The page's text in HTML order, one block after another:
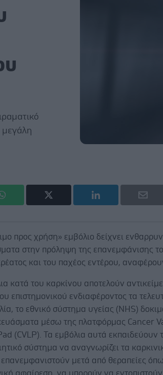
μεγάλη
προς χρήση» εμβόλιο δείχνει
στην πρόληψη της επανεμφάνισης
και του παχέος εντέρου,
κατά του καρκίνου αποτελούν
επιστημονικού ενδιαφέροντος τα
το εθνικό σύστημα υγείας (NHS)
μέσω της πλατφόρμας Cancer
(CVLP). Τα εμβόλια αυτά εκπαιδεύουν
σύστημα να αναγνωρίζει τα
μετά από θεραπείες
αφαίρεση, να μπορούν να εντοπιστούν